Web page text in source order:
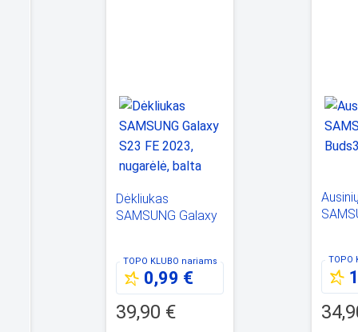
Dėkliukas
SAMSUNG Galaxy
TOPO KLUBO nariams
0,99 €
39,90 €
TOPO